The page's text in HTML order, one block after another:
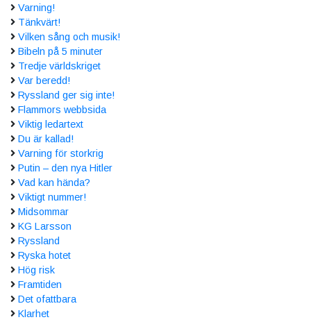
Varning!
Tänkvärt!
Vilken sång och musik!
Bibeln på 5 minuter
Tredje världskriget
Var beredd!
Ryssland ger sig inte!
Flammors webbsida
Viktig ledartext
Du är kallad!
Varning för storkrig
Putin – den nya Hitler
Vad kan hända?
Viktigt nummer!
Midsommar
KG Larsson
Ryssland
Ryska hotet
Hög risk
Framtiden
Det ofattbara
Klarhet